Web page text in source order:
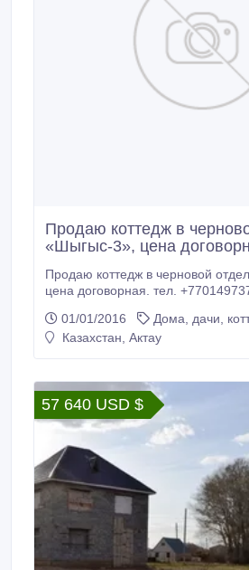
Продаю коттедж в
«Шыгыс-3», цена
Продаю коттедж в черновой
цена договорная. тел.
01/01/2016
Дома, дачи,
Казахстан, Актау
57 640 USD $